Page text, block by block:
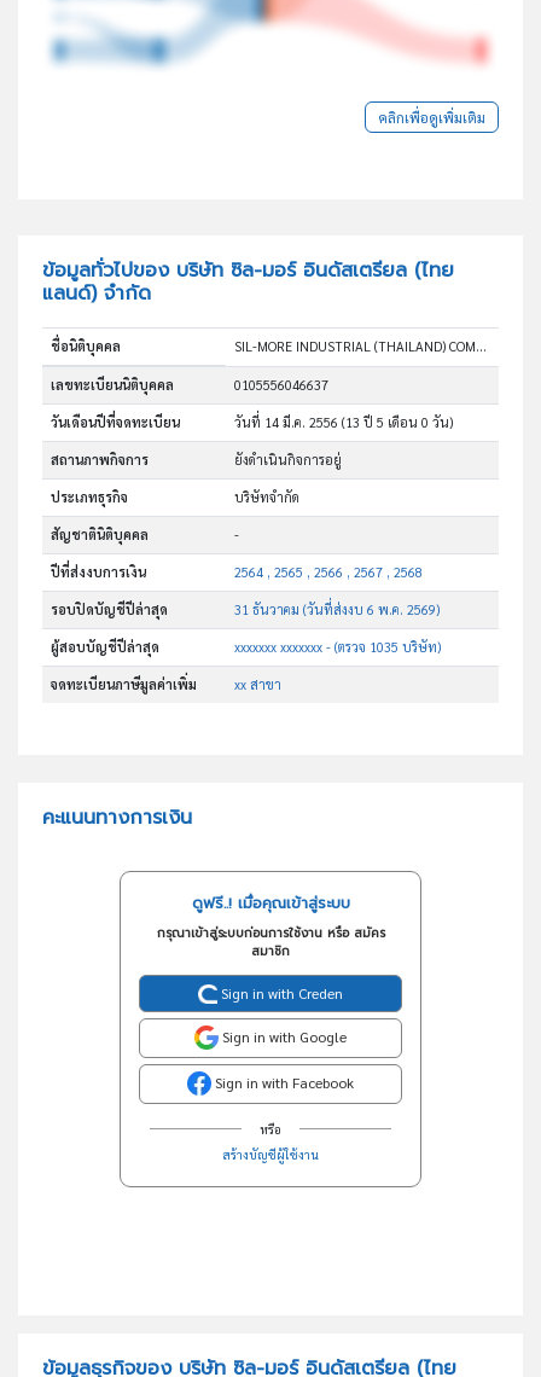
คลิกเพื่อดูเพิ่มเติม
ข้อมูลทั่วไปของ บริษัท ซิล-มอร์ อินดัสเตรียล (ไทย
แลนด์) จำกัด
ชื่อนิติบุคคล SIL-MORE INDUSTRIAL (THAILAND) COMPANY LIMITED
เลขทะเบียนนิติบุคคล 0105556046637
วันเดือนปีที่จดทะเบียน วันที่ 14 มี.ค. 2556(13 ปี 5 เดือน 0 วัน)
สถานภาพกิจการ ยังดำเนินกิจการอยู่
ประเภทธุรกิจ บริษัทจำกัด
สัญชาตินิติบุคคล -
ปีที่ส่งงบการเงิน 2564 , 2565 , 2566 , 2567 , 2568
รอบปิดบัญชีปีล่าสุด 31 ธันวาคม (วันที่ส่งงบ 6 พ.ค. 2569)
ผู้สอบบัญชีปีล่าสุด xxxxxxx xxxxxxx - (ตรวจ 1035 บริษัท)
จดทะเบียนภาษีมูลค่าเพิ่ม xx สาขา
คะแนนทางการเงิน
ดูฟรี..! เมื่อคุณเข้าสู่ระบบ
กรุณาเข้าสู่ระบบก่อนการใช้งาน หรือ สมัคร
สมาชิก
Sign in with Creden
Sign in with Google
Sign in with Facebook
หรือ
สร้างบัญชีผู้ใช้งาน
ข้อมูลธุรกิจของ บริษัท ซิล-มอร์ อินดัสเตรียล (ไทย